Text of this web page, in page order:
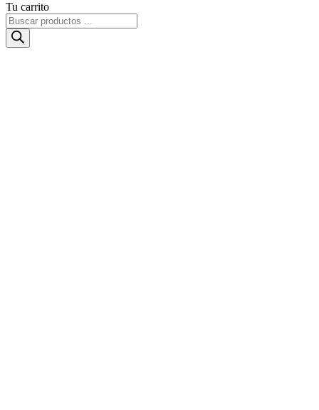
Tu carrito
Búsqueda
de
productos